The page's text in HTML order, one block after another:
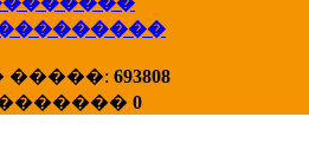
HotStat
...
�����: 693808
0